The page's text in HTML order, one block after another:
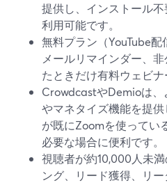
提供し、インストール
利用可能です。
無料プラン（YouTube配
メールリマインダー、
たときだけ有料ウェビナ
CrowdcastやDemioは
やマネタイズ機能を提
が既にZoomを使ってい
必要な場合に便利です。
視聴者が約10,000人未
ング、リード獲得、リ